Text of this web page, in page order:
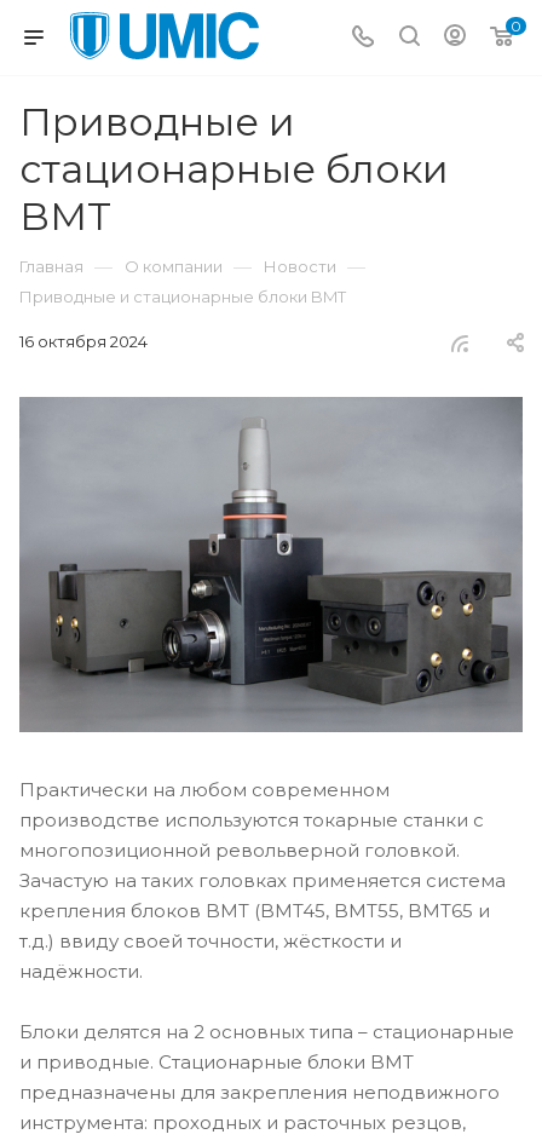
0
Приводные и
стационарные блоки
BMT
Главная — О компании — Новости —
Приводные и стационарные блоки BMT
16 октября 2024
Практически на любом современном
производстве используются токарные станки с
многопозиционной револьверной головкой.
Зачастую на таких головках применяется система
крепления блоков BMT (BMT45, BMT55, BMT65 и
т.д.) ввиду своей точности, жёсткости и
надёжности.
Блоки делятся на 2 основных типа – стационарные
и приводные. Стационарные блоки BMT
предназначены для закрепления неподвижного
инструмента: проходных и расточных резцов,